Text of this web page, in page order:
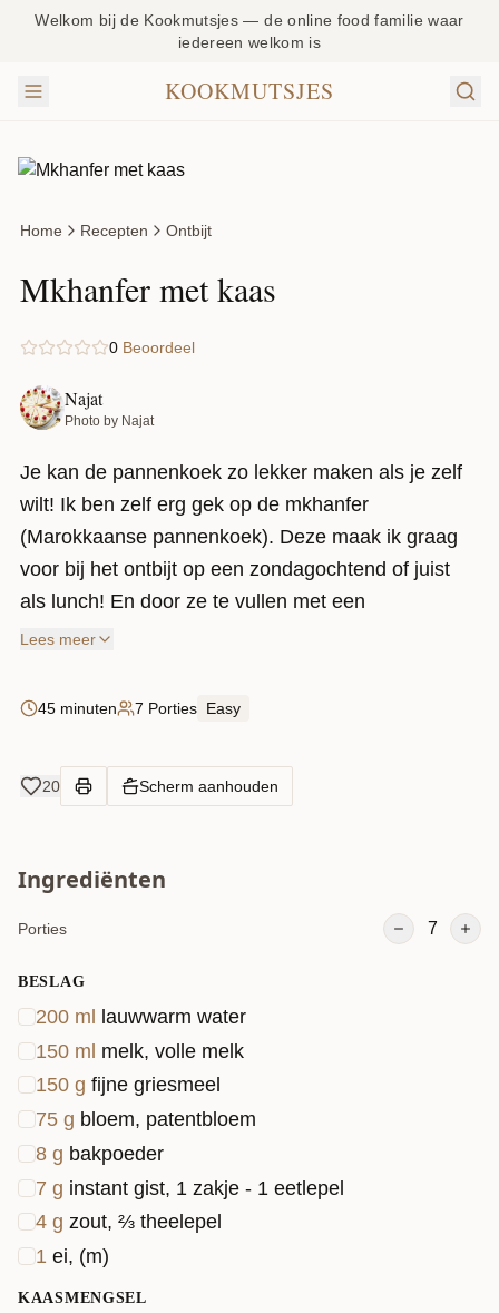
Welkom bij de Kookmutsjes — de online food familie waar
iedereen welkom is
KOOKMUTSJES
Home Recepten Ontbijt
Mkhanfer met kaas
0 Beoordeel
Najat
Photo by Najat
Je kan de pannenkoek zo lekker maken als je zelf
wilt! Ik ben zelf erg gek op de mkhanfer
(Marokkaanse pannenkoek). Deze maak ik graag
voor bij het ontbijt op een zondagochtend of juist
als lunch! En door ze te vullen met een
kaasmengsel breng je ze naar een heel nieuw
Lees meer
45 minuten 7 Porties Easy
20 Scherm aanhouden
Ingrediënten
Porties 7
BESLAG
200 ml lauwwarm water
150 ml melk, volle melk
150 g fijne griesmeel
75 g bloem, patentbloem
8 g bakpoeder
7 g instant gist, 1 zakje - 1 eetlepel
4 g zout, ⅔ theelepel
1 ei, (m)
KAASMENGSEL